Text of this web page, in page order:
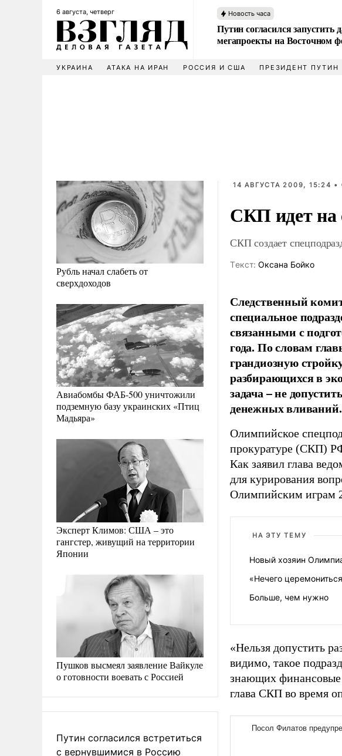
6 августа, четверг Новость часа
Путин согласился запустить
мегапроекты на Восточном
УКРАИНА АТАКА НА ИРАН РОССИЯ И США ПРЕЗИДЕНТ ПУТИН
Рубль начал слабеть от
сверхдоходов
Авиабомбы ФАБ-500 уничтожили
подземную базу украинских «Птиц
Мадьяра»
Эксперт Климов: США – это
гангстер, живущий на территории
Японии
Пушков высмеял заявление Вайкуле
о готовности воевать с Россией
Путин согласился встретиться
с вернувшимися в Россию
14 АВГУСТА 2009, 15:24 •
СКП идет на
СКП создает
Tекст: Оксана Бойко
Следственный
специальное
связанными с
года. По словам
грандиозную
разбирающихся в
задача – не
денежных вливаний.
Олимпийское
прокуратуре (СКП)
Как заявил глава
для курирования
Олимпийским играм
НА ЭТУ ТЕМУ
Новый хозяин
«Нечего
Больше, чем нужно
«Нельзя допустить
видимо, такое
знающих финансовые
глава СКП во время